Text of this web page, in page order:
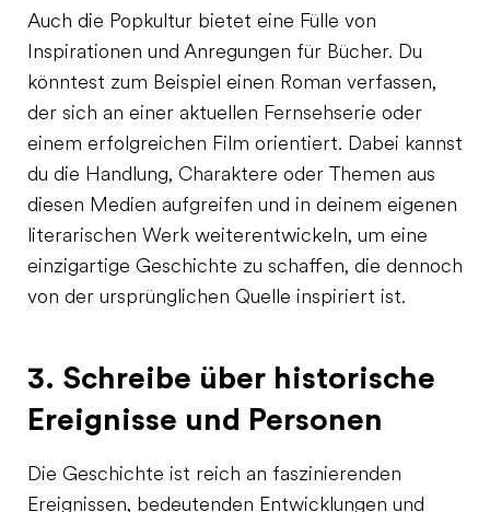
Auch die Popkultur bietet eine Fülle von
Inspirationen und Anregungen für Bücher. Du
könntest zum Beispiel einen Roman verfassen,
der sich an einer aktuellen Fernsehserie oder
einem erfolgreichen Film orientiert. Dabei kannst
du die Handlung, Charaktere oder Themen aus
diesen Medien aufgreifen und in deinem eigenen
literarischen Werk weiterentwickeln, um eine
einzigartige Geschichte zu schaffen, die dennoch
von der ursprünglichen Quelle inspiriert ist.
3. Schreibe über historische
Ereignisse und Personen
Die Geschichte ist reich an faszinierenden
Ereignissen, bedeutenden Entwicklungen und